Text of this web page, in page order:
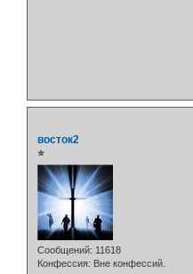
восток2
⭐
Сообщений: 11618
Конфессия: Вне конфессий.